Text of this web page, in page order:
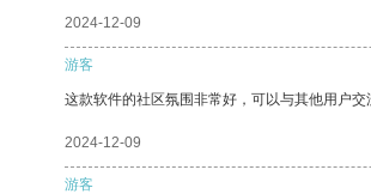
2024-12-09
游客
这款软件的社区氛围非常好，可以与其他用户交
2024-12-09
游客